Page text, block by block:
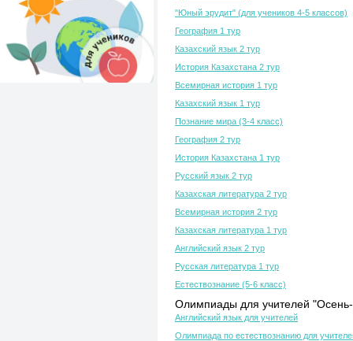
"Юный эрудит" (для учеников 4-5 классов)
География 1 тур
Казахский язык 2 тур
История Казахстана 2 тур
Всемирная история 1 тур
Казахский язык 1 тур
Познание мира (3-4 класс)
География 2 тур
История Казахстана 1 тур
Русский язык 2 тур
Казахская литература 2 тур
Всемирная история 2 тур
Казахская литература 1 тур
Английский язык 2 тур
Русская литература 1 тур
Естествознание (5-6 класс)
Олимпиады для учителей
Английский язык для учителей
Олимпиада по естествознанию для